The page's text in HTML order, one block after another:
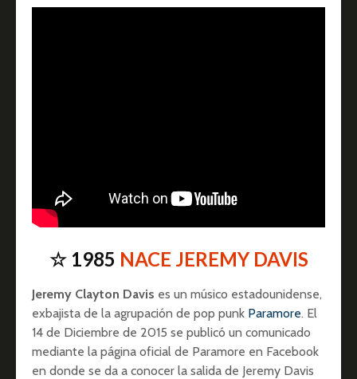
☆ 1985 NACE JEREMY DAVIS
Jeremy Clayton Davis es un músico estadounidense,
exbajista de la agrupación de pop punk Paramore. El
14 de Diciembre de 2015 se publicó un comunicado
mediante la página oficial de Paramore en Facebook
en donde se da a conocer la salida de Jeremy Davis